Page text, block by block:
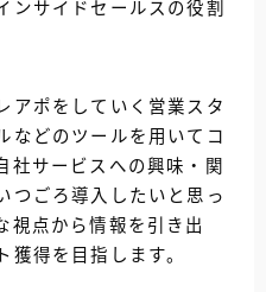
ンサイドセールスの役割
アポをしていく営業スタ
などのツールを用いてコ
社サービスへの興味・関
つごろ導入したいと思っ
視点から情報を引き出
獲得を目指します。